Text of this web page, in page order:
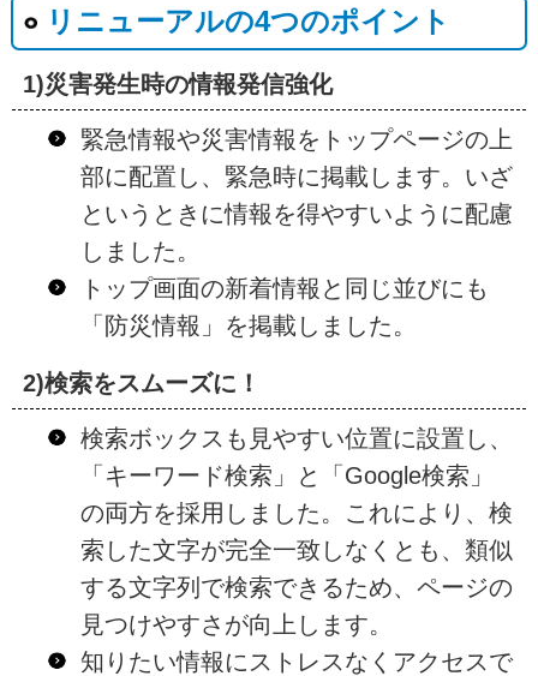
リニューアルの4つのポイント
1)災害発生時の情報発信強化
緊急情報や災害情報をトップページの上
部に配置し、緊急時に掲載します。いざ
というときに情報を得やすいように配慮
しました。
トップ画面の新着情報と同じ並びにも
「防災情報」を掲載しました。
2)検索をスムーズに！
検索ボックスも見やすい位置に設置し、
「キーワード検索」と「Google検索」
の両方を採用しました。これにより、検
索した文字が完全一致しなくとも、類似
する文字列で検索できるため、ページの
見つけやすさが向上します。
知りたい情報にストレスなくアクセスで